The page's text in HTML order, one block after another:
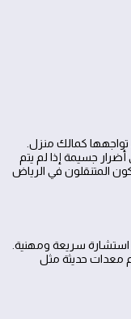
تواجهها كمالك منزل.
جسيمة إذا لم يتم
المتنقلون في الرياض
سريعة ومهنية.
معدات حديثة مثل